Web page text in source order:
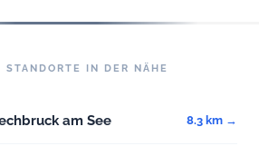
STANDORTE IN DER NÄHE
am See 8.3 km →